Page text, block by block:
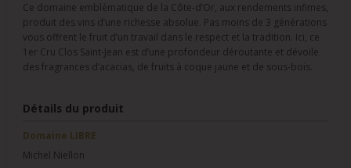
Ce domaine emblématique de la Côte-d’Or, aux rendements infimes,
produit des vins d’une richesse absolue. Pas moins de 3 générations
vous offrent le fruit d’un travail dans le respect et la tradition. Ici, ce
1er Cru Clos Saint-Jean est d’une profondeur déroutante et dévoile
des fragrances d’acacias, de fruits à coque jaune et de sous-bois.
Détails du produit
Domaine LIBRE
Michel Niellon